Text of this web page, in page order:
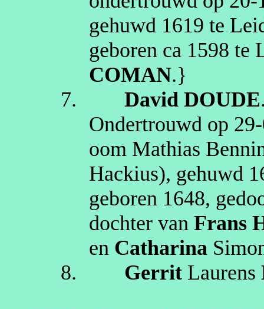
gehuwd 1619 te
geboren ca 1598 te
COMAN.}
7.
David DOUDE
Ondertrouwd op
oom Mathias
Hackius), gehuwd
geboren 1648,
dochter vanFrans
en Catharina
8.
Gerrit Laurens